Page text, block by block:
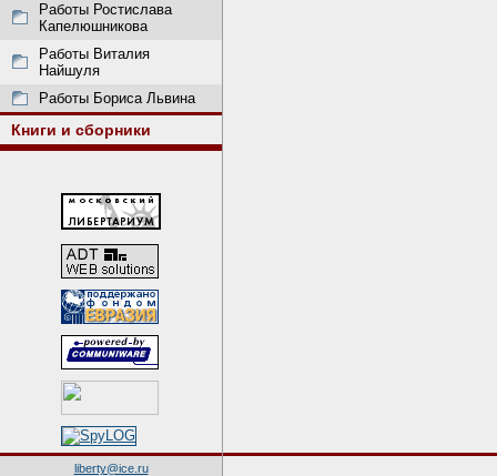
Работы Ростислава
Капелюшникова
Работы Виталия
Найшуля
Работы Бориса Львина
Книги и сборники
liberty@ice.ru